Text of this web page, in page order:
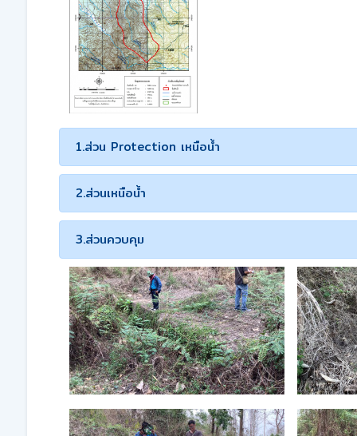
1.ส่วน Protection เหนือน้ำ
2.ส่วนเหนือน้ำ
3.ส่วนควบคุม